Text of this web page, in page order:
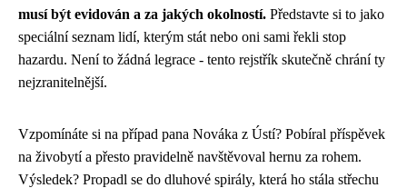
musí být evidován a za jakých okolností. Představte si to jako
speciální seznam lidí, kterým stát nebo oni sami řekli stop
hazardu. Není to žádná legrace - tento rejstřík skutečně chrání ty
nejzranitelnější.
Vzpomínáte si na případ pana Nováka z Ústí? Pobíral příspěvek
na živobytí a přesto pravidelně navštěvoval hernu za rohem.
Výsledek? Propadl se do dluhové spirály, která ho stála střechu